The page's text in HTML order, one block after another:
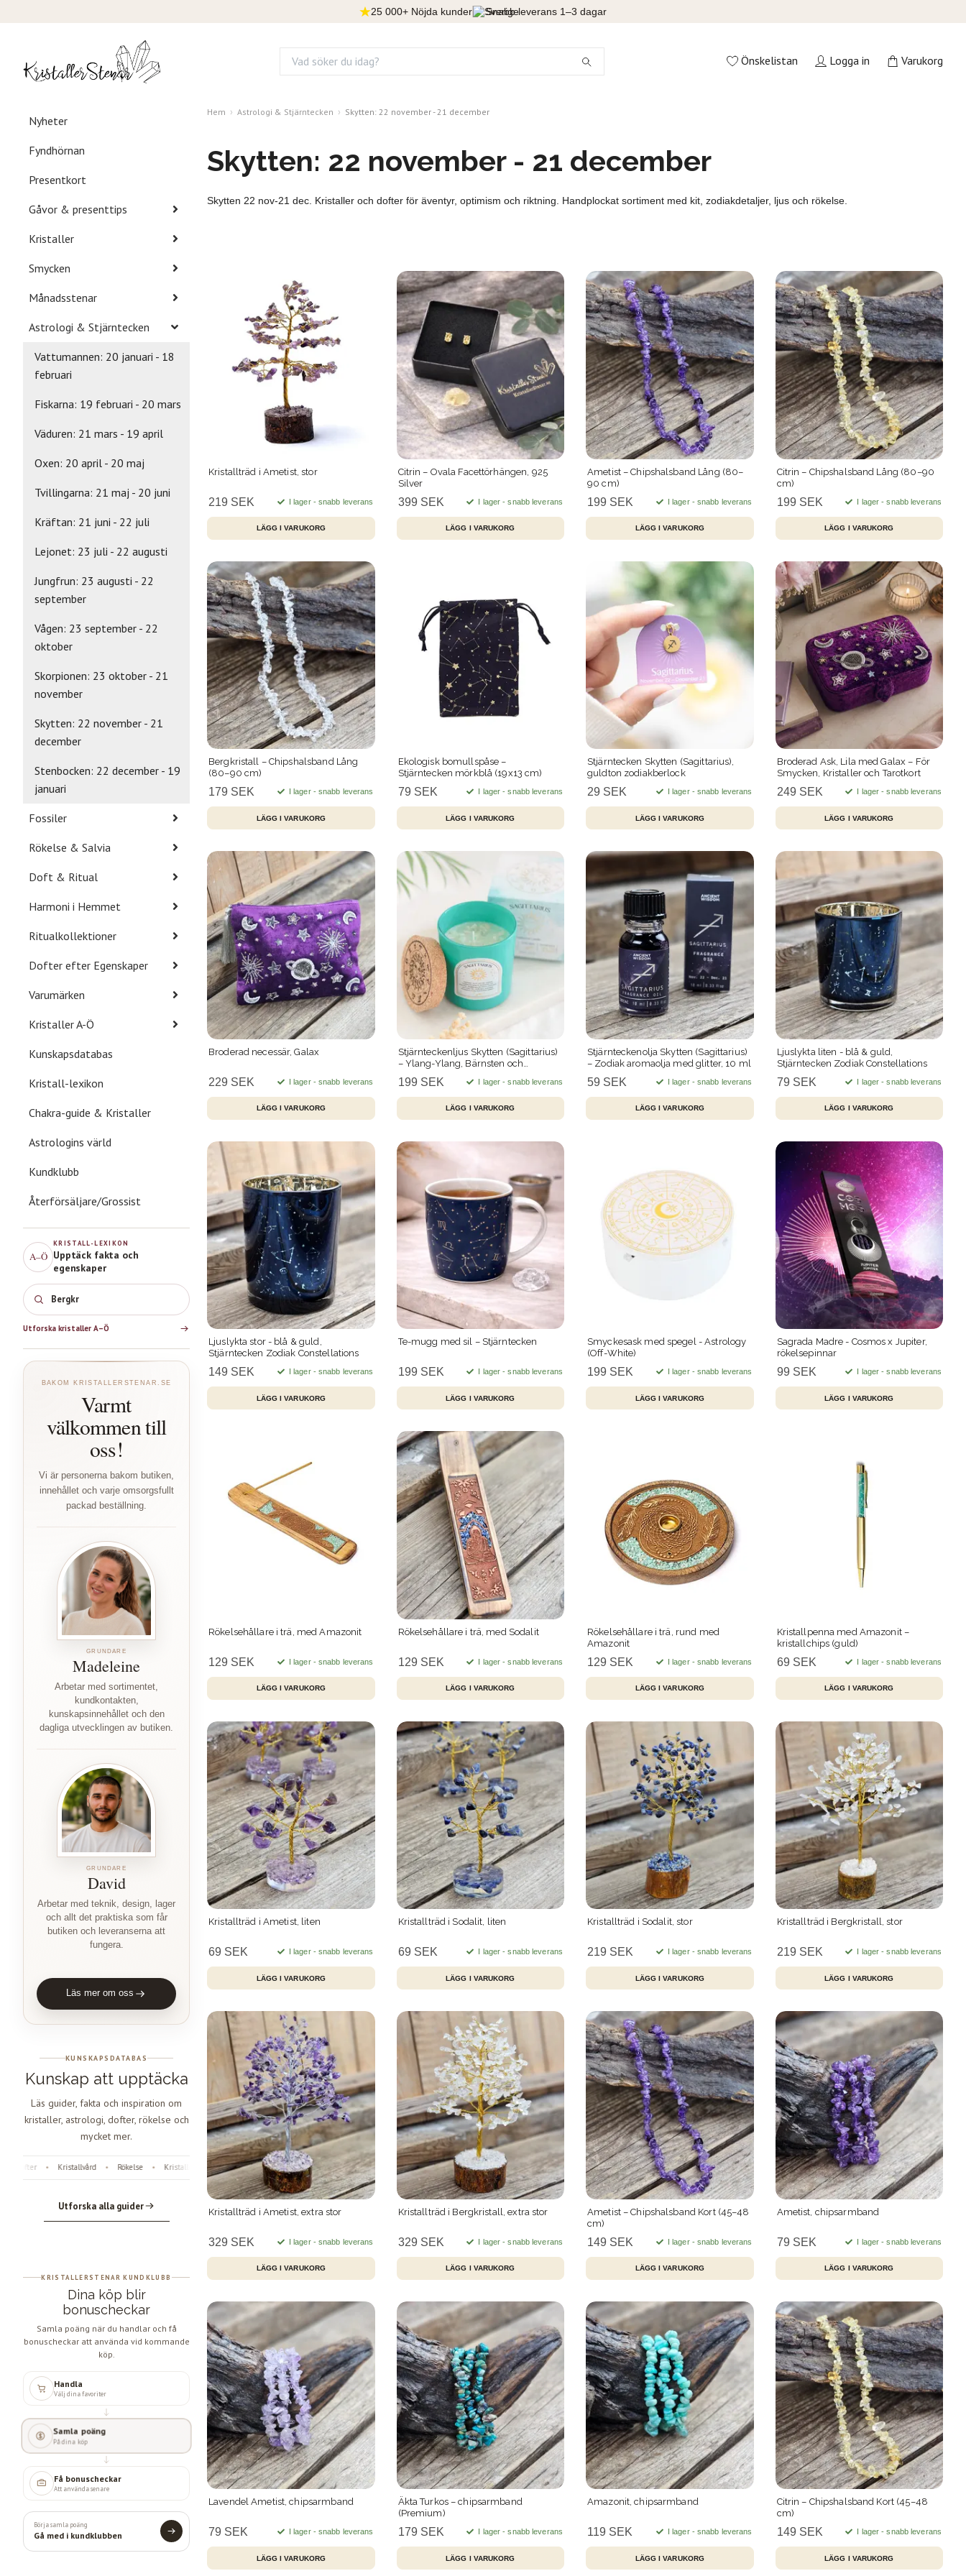
25 000+ Nöjda kunder Snabb leverans 1–3 dagar
Önskelistan Logga in Varukorg
Nyheter
Fyndhörnan
Presentkort
Gåvor & presenttips
Kristaller
Smycken
Månadsstenar
Astrologi & Stjärntecken
Vattumannen: 20 januari - 18
februari
Fiskarna: 19 februari - 20 mars
Väduren: 21 mars - 19 april
Oxen: 20 april - 20 maj
Tvillingarna: 21 maj - 20 juni
Kräftan: 21 juni - 22 juli
Lejonet: 23 juli - 22 augusti
Jungfrun: 23 augusti - 22
september
Vågen: 23 september - 22
oktober
Skorpionen: 23 oktober - 21
november
Skytten: 22 november - 21
december
Stenbocken: 22 december - 19
januari
Fossiler
Rökelse & Salvia
Doft & Ritual
Harmoni i Hemmet
Ritualkollektioner
Dofter efter Egenskaper
Varumärken
Kristaller A-Ö
Kunskapsdatabas
Kristall-lexikon
Chakra-guide & Kristaller
Astrologins värld
Kundklubb
Återförsäljare/Grossist
A–Ö
KRISTALL-LEXIKON
Upptäck fakta och
egenskaper
Bergk
Utforska kristaller A–Ö
BAKOM KRISTALLERSTENAR.SE
Varmt
välkommen till
oss!
Vi är personerna bakom butiken,
innehållet och varje omsorgsfullt
packad beställning.
GRUNDARE
Madeleine
Arbetar med sortimentet,
kundkontakten,
kunskapsinnehållet och den
dagliga utvecklingen av butiken.
GRUNDARE
David
Arbetar med teknik, design, lager
och allt det praktiska som får
butiken och leveranserna att
fungera.
Läs mer om oss
KUNSKAPSDATABAS
Kunskap att upptäcka
Läs guider, fakta och inspiration om
kristaller, astrologi, dofter, rökelse och
mycket mer.
Kristallvård • Rökelse • Kristaller • Fossiler • Astrologi • Änglanummer • Dofter Kristallvård • Rökelse •
Utforska alla guider
KRISTALLERSTENAR KUNDKLUBB
Dina köp blir
bonuscheckar
Samla poäng när du handlar och få
bonuscheckar att använda vid kommande
köp.
Handla
Välj dina favoriter
Samla poäng
På dina köp
Få bonuscheckar
Att använda senare
Börja samla poäng
Gå med i kundklubben
Hem Astrologi & Stjärntecken Skytten: 22 november - 21 december
Skytten: 22 november - 21 december
Skytten 22 nov-21 dec. Kristaller och dofter för äventyr, optimism och riktning. Handplockat sortiment med kit, zodiakdetaljer, ljus och rökelse.
Kristallträd i Ametist, stor
219 SEK I lager - snabb leverans
Citrin – Ovala Facettörhängen, 925
Silver
399 SEK I lager - snabb leverans
Ametist – Chipshalsband Lång (80–
90 cm)
199 SEK I lager - snabb leverans
Citrin – Chipshalsband Lång (80–90
cm)
199 SEK I lager - snabb leverans
Bergkristall – Chipshalsband Lång
(80–90 cm)
179 SEK I lager - snabb leverans
Ekologisk bomullspåse –
Stjärntecken mörkblå (19x13 cm)
79 SEK I lager - snabb leverans
Stjärntecken Skytten (Sagittarius),
guldton zodiakberlock
29 SEK I lager - snabb leverans
Broderad Ask, Lila med Galax – För
Smycken, Kristaller och Tarotkort
249 SEK I lager - snabb leverans
Broderad necessär, Galax
229 SEK I lager - snabb leverans
Stjärnteckenljus Skytten (Sagittarius)
– Ylang-Ylang, Bärnsten och
199 SEK I lager - snabb leverans
Stjärnteckenolja Skytten (Sagittarius)
– Zodiak aromaolja med glitter, 10 ml
59 SEK I lager - snabb leverans
Ljuslykta liten - blå & guld,
Stjärntecken Zodiak Constellations
79 SEK I lager - snabb leverans
Ljuslykta stor - blå & guld,
Stjärntecken Zodiak Constellations
149 SEK I lager - snabb leverans
Te-mugg med sil – Stjärntecken
199 SEK I lager - snabb leverans
Smyckesask med spegel - Astrology
(Off-White)
199 SEK I lager - snabb leverans
Sagrada Madre - Cosmos x Jupiter,
rökelsepinnar
99 SEK I lager - snabb leverans
Rökelsehållare i trä, med Amazonit
129 SEK I lager - snabb leverans
Rökelsehållare i trä, med Sodalit
129 SEK I lager - snabb leverans
Rökelsehållare i trä, rund med
Amazonit
129 SEK I lager - snabb leverans
Kristallpenna med Amazonit –
kristallchips (guld)
69 SEK I lager - snabb leverans
Kristallträd i Ametist, liten
69 SEK I lager - snabb leverans
Kristallträd i Sodalit, liten
69 SEK I lager - snabb leverans
Kristallträd i Sodalit, stor
219 SEK I lager - snabb leverans
Kristallträd i Bergkristall, stor
219 SEK I lager - snabb leverans
Kristallträd i Ametist, extra stor
329 SEK I lager - snabb leverans
Kristallträd i Bergkristall, extra stor
329 SEK I lager - snabb leverans
Ametist – Chipshalsband Kort (45–48
cm)
149 SEK I lager - snabb leverans
Ametist, chipsarmband
79 SEK I lager - snabb leverans
Lavendel Ametist, chipsarmband
79 SEK I lager - snabb leverans
Äkta Turkos – chipsarmband
(Premium)
179 SEK I lager - snabb leverans
Amazonit, chipsarmband
119 SEK I lager - snabb leverans
Citrin – Chipshalsband Kort (45–48
cm)
149 SEK I lager - snabb leverans